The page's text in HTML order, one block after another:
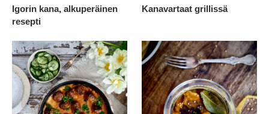
Igorin kana, alkuperäinen
resepti
Kanavartaat grillissä